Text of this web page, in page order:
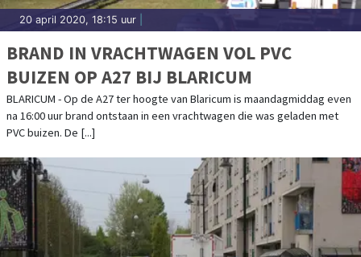
20 april 2020, 18:15 uur
BRAND IN VRACHTWAGEN VOL PVC
BUIZEN OP A27 BIJ BLARICUM
BLARICUM - Op de A27 ter hoogte van Blaricum is maandagmiddag even
na 16:00 uur brand ontstaan in een vrachtwagen die was geladen met
PVC buizen. De [...]